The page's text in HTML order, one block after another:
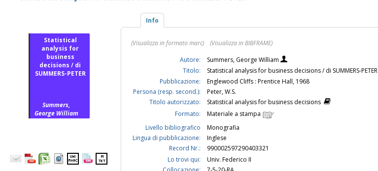
Statistical
analysis for
business
decisions / di
SUMMERS-PETER
Summers,
George William
Info
(Visualizza in formato marc)
(Visualizza in BIBFRAME)
Autore:
Summers, George William
Titolo:
Statistical analysis for business decisions / di SUMMERS-PETER
Pubblicazione:
Englewood Cliffs : Prentice Hall, 1968
Persona (resp. second.):
Peter, W.S.
Titolo autorizzato:
Statistical analysis for business decisions
Formato:
Materiale a stampa
Livello bibliografico
Monografia
Lingua di pubblicazione:
Inglese
Record Nr.:
990002597290403321
Lo trovi qui:
Univ. Federico II